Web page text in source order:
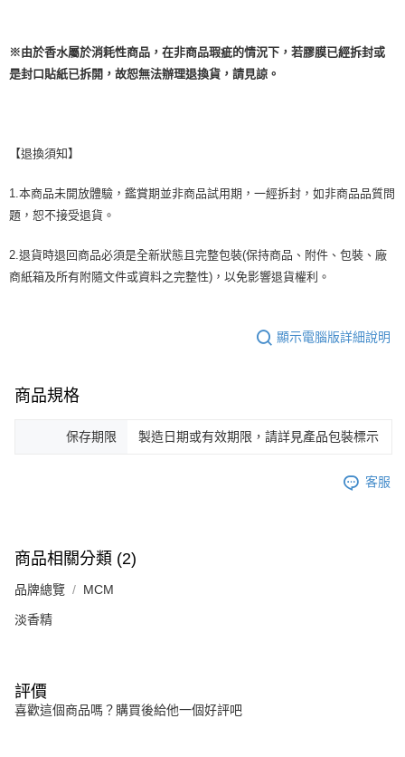
※由於香水屬於消耗性商品，在非商品瑕疵的情況下，若膠膜已經拆封或
是封口貼紙已拆開，故恕無法辦理退換貨，請見諒。
【退換須知】
1.本商品未開放體驗，鑑賞期並非商品試用期，一經拆封，如非商品品質問
題，恕不接受退貨。
2.退貨時退回商品必須是全新狀態且完整包裝(保持商品、附件、包裝、廠
商紙箱及所有附隨文件或資料之完整性)，以免影響退貨權利。
顯示電腦版詳細說明
商品規格
保存期限 製造日期或有效期限，請詳見產品包裝標示
客服
商品相關分類 (2)
品牌總覽 MCM
淡香精
評價
喜歡這個商品嗎？購買後給他一個好評吧